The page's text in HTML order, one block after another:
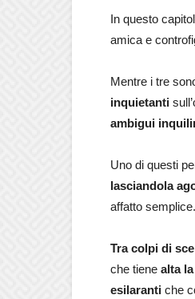
In questo
amica e
Mentre i tre
inquietanti
ambigui
Uno di questi
lasciandola
affatto semplice.
Tra colpi di
che tiene alta
esilaranti che